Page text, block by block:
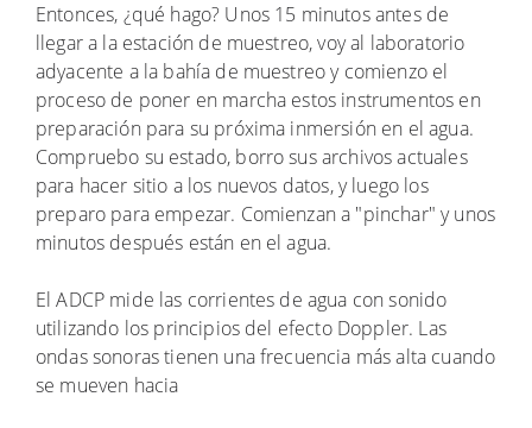
Entonces, ¿qué hago? Unos 15 minutos antes de
llegar a la estación de muestreo, voy al laboratorio
adyacente a la bahía de muestreo y comienzo el
proceso de poner en marcha estos instrumentos en
preparación para su próxima inmersión en el agua.
Compruebo su estado, borro sus archivos actuales
para hacer sitio a los nuevos datos, y luego los
preparo para empezar. Comienzan a "pinchar" y unos
minutos después están en el agua.
El ADCP mide las corrientes de agua con sonido
utilizando los principios del efecto Doppler. Las
ondas sonoras tienen una frecuencia más alta cuando
se mueven hacia